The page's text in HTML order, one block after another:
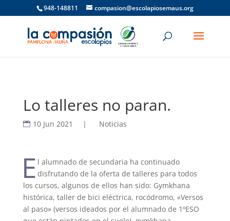
948-148811 compasion@escolapiosemaus.org
Lo talleres no paran.
10 Jun 2021 | Noticias
E l alumnado de secundaria ha continuado
disfrutando de la oferta de talleres para todos
los cursos, algunos de ellos han sido: Gymkhana
histórica, taller de bici eléctrica, rocódromo, «Versos
al paso» (versos ideados por el alumnado de 1ºESO